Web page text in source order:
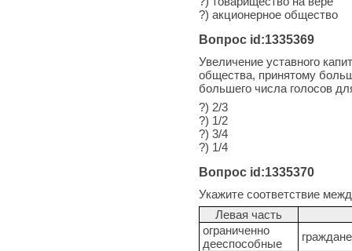
?) акционерное общество
Вопрос id:1335369
Увеличение уставного
общества, принятому
большего числа голосов
?) 2/3
?) 1/2
?) 3/4
?) 1/4
Вопрос id:1335370
Укажите соответствие
Левая часть
ограниченно
дееспособные